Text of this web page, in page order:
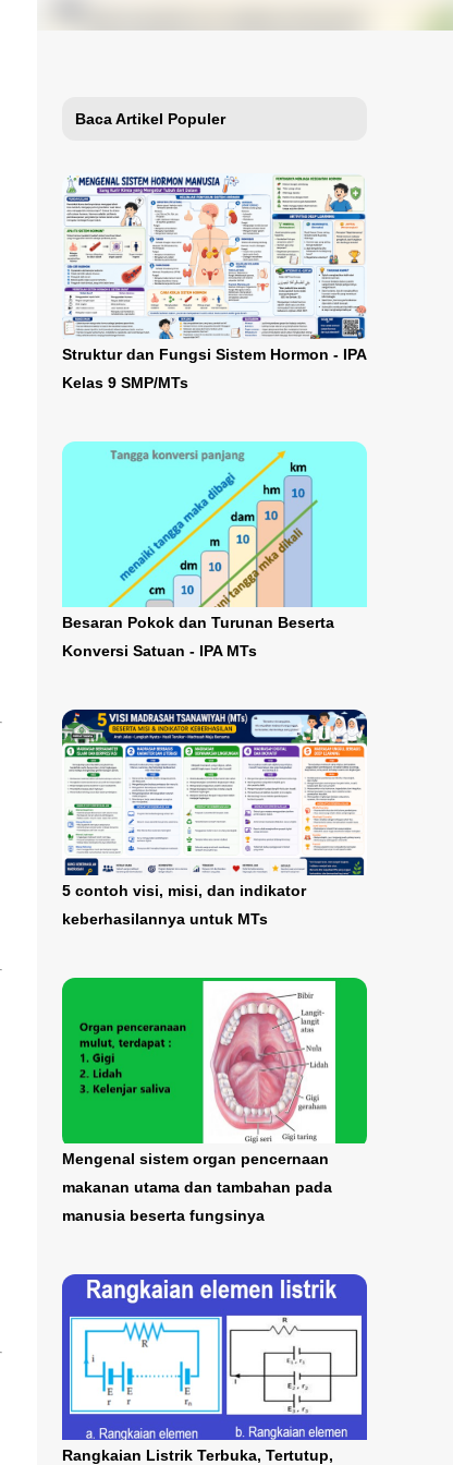
Baca Artikel Populer
Struktur dan Fungsi Sistem Hormon - IPA
Kelas 9 SMP/MTs
Besaran Pokok dan Turunan Beserta
Konversi Satuan - IPA MTs
5 contoh visi, misi, dan indikator
keberhasilannya untuk MTs
Mengenal sistem organ pencernaan
makanan utama dan tambahan pada
manusia beserta fungsinya
Rangkaian Listrik Terbuka, Tertutup,